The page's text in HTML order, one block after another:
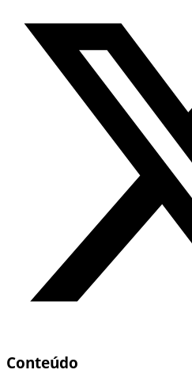
Conteúdo